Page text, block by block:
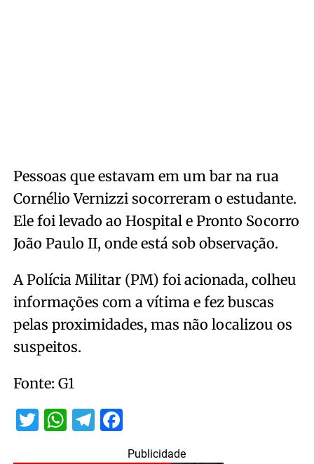
Pessoas que estavam em um bar na rua
Cornélio Vernizzi socorreram o estudante.
Ele foi levado ao Hospital e Pronto Socorro
João Paulo II, onde está sob observação.
A Polícia Militar (PM) foi acionada, colheu
informações com a vítima e fez buscas
pelas proximidades, mas não localizou os
suspeitos.
Fonte: G1
Twitter
WhatsApp
Telegram
Facebook
Publicidade